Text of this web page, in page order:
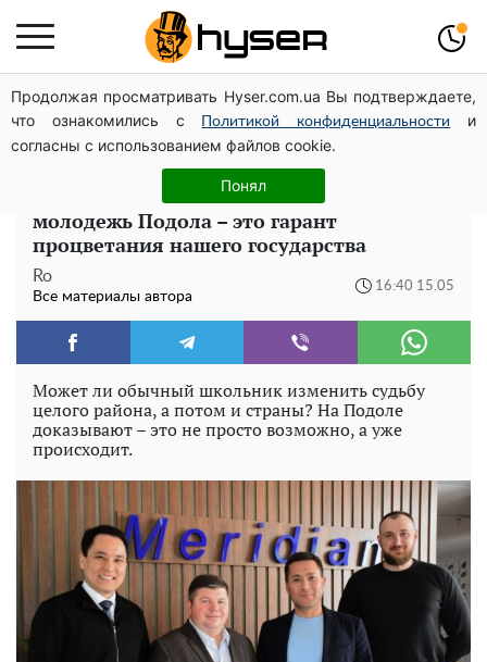
Продолжая просматривать Hyser.com.ua Вы подтверждаете,
что ознакомились с
Политикой конфиденциальности
и
согласны с использованием файлов cookie.
Понял
Дроны с наценкой: Александр Конотопский вывел
миллионы оборонного бюджета через фиктивную
фирму в Эстонии
Владимир Наконечный: Сознательная
молодежь Подола – это гарант
процветания нашего государства
Ro
Все материалы автора
16:40 15.05
Может ли обычный школьник изменить судьбу
целого района, а потом и страны? На Подоле
доказывают – это не просто возможно, а уже
происходит.